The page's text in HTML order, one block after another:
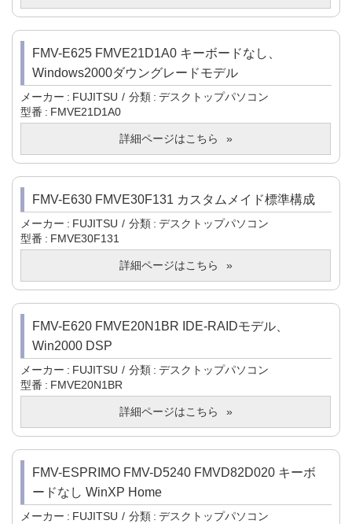
FMV-E625 FMVE21D1A0 キーボードなし、
Windows2000ダウングレードモデル
メーカー FUJITSU 分類
デスクトップパソコン
型番
FMVE21D1A0
詳細ページはこちら
FMV-E630 FMVE30F131 カスタムメイド標準構成
メーカー FUJITSU 分類
デスクトップパソコン
型番
FMVE30F131
詳細ページはこちら
FMV-E620 FMVE20N1BR IDE-RAIDモデル、
Win2000 DSP
メーカー FUJITSU 分類
デスクトップパソコン
型番
FMVE20N1BR
詳細ページはこちら
FMV-ESPRIMO FMV-D5240 FMVD82D020 キーボ
ードなし WinXP Home
メーカー FUJITSU 分類
デスクトップパソコン